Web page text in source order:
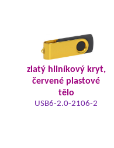
zlatý hliníkový kryt,
červené plastové
tělo
USB6-2.0-2106-2